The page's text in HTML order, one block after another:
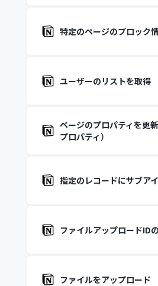
特定のページのブロック
ユーザーのリストを取得
ページのプロパティを更
プロパティ）
指定のレコードにサブア
ファイルアップロードID
ファイルをアップロード